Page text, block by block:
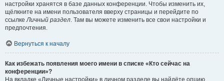
настройки хранятся в базе данных конференции. Чтобы изменить их,
щёлкните на имени пользователя вверху страницы и перейдите по
ссылкеЛичный раздел. Там вы можете изменить все свои настройки и
предпочтения.
Вернуться к началу
Как избежать появления моего имени в списке «Кто сейчас на
конференции»?
На вкладке «Личные настройки» в личном разделе вы найдёте опцию